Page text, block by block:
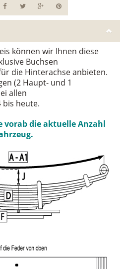
können wir Ihnen diese
Buchsen
die Hinterachse anbieten.
(2 Haupt- und 1
allen
bis heute.
die aktuelle Anzahl